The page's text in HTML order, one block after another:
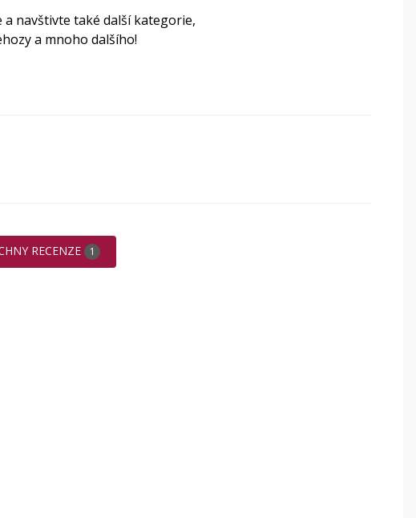
navštivte také další kategorie,
a mnoho dalšího!
RECENZE 1